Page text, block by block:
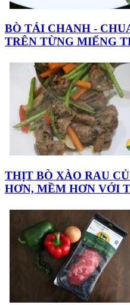
BÒ TÁI CHANH -
TRÊN TỪNG MIẾNG
THỊT BÒ XÀO RAU
HƠN, MỀM HƠN VỚI